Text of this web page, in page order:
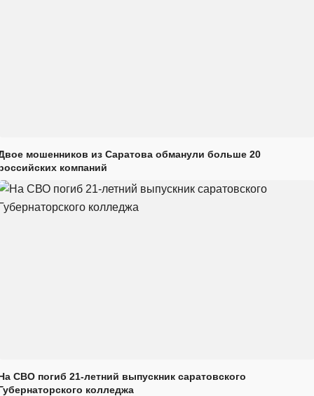
мошенников из Саратова обманули больше 20
компаний
СВО погиб 21-летний выпускник саратовского
колледжа